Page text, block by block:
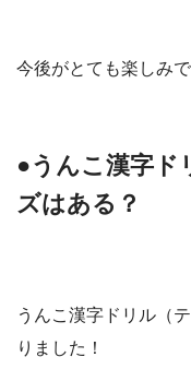
今後がとても楽しみで
●うんこ漢字ド
ズはある？
うんこ漢字ドリル（
りました！